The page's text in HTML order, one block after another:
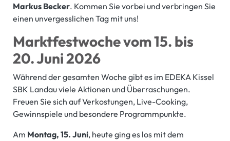
Markus Becker. Kommen Sie vorbei und verbringen Sie
einen unvergesslichen Tag mit uns!
Marktfestwoche vom 15. bis
20. Juni 2026
Während der gesamten Woche gibt es im EDEKA Kissel
SBK Landau viele Aktionen und Überraschungen.
Freuen Sie sich auf Verkostungen, Live-Cooking,
Gewinnspiele und besondere Programmpunkte.
Am Montag, 15. Juni, heute ging es los mit dem